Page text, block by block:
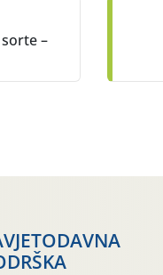
–